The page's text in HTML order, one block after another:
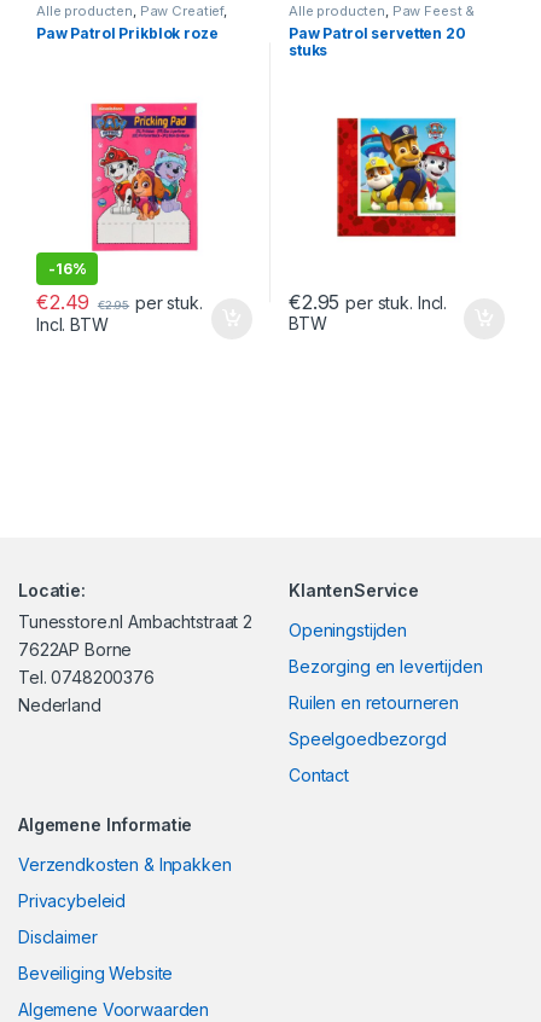
Alle producten, Paw Creatief,
Paw Patrol
Paw Patrol Prikblok roze
-16%
€2.49 €2.95 per stuk.
Incl. BTW
Alle producten, Paw Feest &
Verjaardag ,Paw Patrol
Paw Patrol servetten 20
stuks
€2.95 per stuk. Incl.
BTW
Locatie:
Tunesstore.nl Ambachtstraat 2
7622AP Borne
Tel. 0748200376
Nederland
KlantenService
Openingstijden
Bezorging en levertijden
Ruilen en retourneren
Speelgoedbezorgd
Contact
Algemene Informatie
Verzendkosten & Inpakken
Privacybeleid
Disclaimer
Beveiliging Website
Algemene Voorwaarden